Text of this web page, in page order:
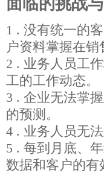
面临的挑战与
1 . 没有统一的
户资料掌握在
2 . 业务人员工
工的工作动态。
3 . 企业无法掌
的预测。
4 . 业务人员无
5 . 每到月底、
数据和客户的有